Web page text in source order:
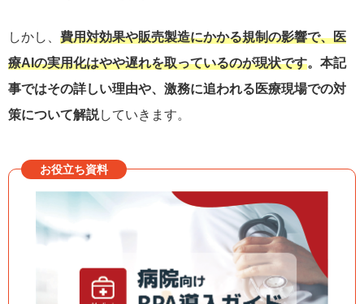
しかし、 費用対効果や販売製造にかかる規制の影響で、医
療AIの実用化はやや遅れを取っているのが現状です。本記
事ではその詳しい理由や、激務に追われる医療現場での対
策について解説していきます。
お役立ち資料